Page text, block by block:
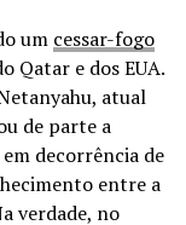
um cessar-fogo
Qatar e dos EUA.
atual
de parte a
decorrência de
entre a
verdade, no